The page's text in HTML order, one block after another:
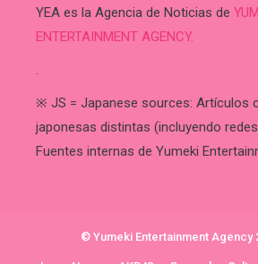
YEA es la Agencia de Noticias de
ENTERTAINMENT AGENCY.
.
※ JS = Japanese sources: Artículos
japonesas distintas (incluyendo
Fuentes internas de Yumeki
© Yumeki Entertainment Agency